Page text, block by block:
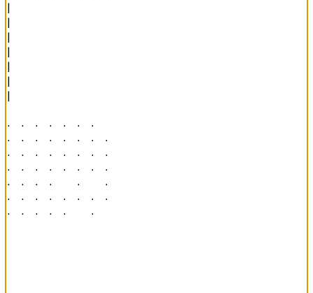
|
|
|
|
|
|
|
· · · · · · ·
· · · · · · · ·
· · · · · · · ·
· · · · · · · ·
· · · ·   ·   ·
· · · · · · · ·
· · · · ·   ·